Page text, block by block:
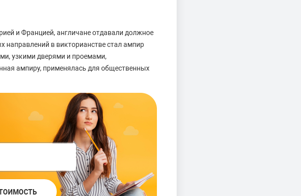
и Францией, англичане отдавали должное
направлений в викторианстве стал ампир
узкими дверями и проемами,
ампиру, применялась для общественных